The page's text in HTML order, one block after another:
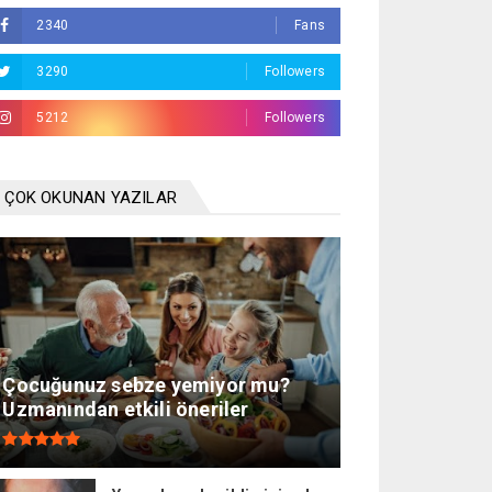
2340 Fans
3290 Followers
5212 Followers
ÇOK OKUNAN YAZILAR
Çocuğunuz sebze yemiyor mu?
Uzmanından etkili öneriler